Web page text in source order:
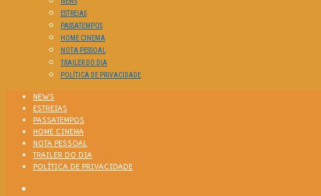
ESTREIAS
PASSATEMPOS
HOME CINEMA
NOTA PESSOAL
TRAILER DO DIA
POLÍTICA DE PRIVACIDADE
NEWS
ESTREIAS
PASSATEMPOS
HOME CINEMA
NOTA PESSOAL
TRAILER DO DIA
POLÍTICA DE PRIVACIDADE